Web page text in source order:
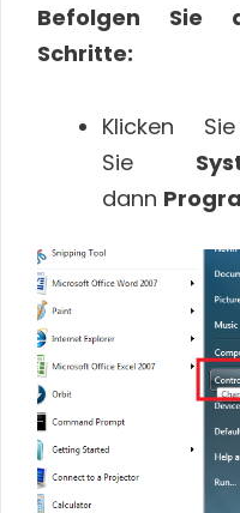
Befolgen Sie
Schritte:
Klicken
Sie
dann